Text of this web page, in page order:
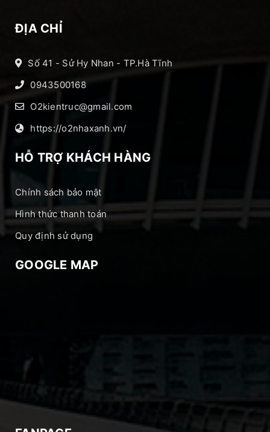
ĐỊA CHỈ
Số 41 - Sử Hy Nhan - TP.Hà Tĩnh
0943500168
O2kientruc@gmail.com
https://o2nhaxanh.vn/
HỖ TRỢ KHÁCH HÀNG
Chính sách bảo mật
Hình thức thanh toán
Quy định sử dụng
GOOGLE MAP